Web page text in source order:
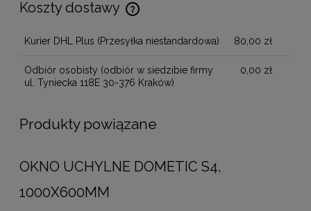
Koszty dostawy
Cena nie zawiera ewentualnych kosztów płatności
Kurier DHL Plus (Przesyłka niestandardowa) 80,00 zł
Odbiór osobisty (odbiór w siedzibie firmy
ul. Tyniecka 118E 30-376 Kraków)
0,00 zł
Produkty powiązane
OKNO UCHYLNE DOMETIC S4,
1000X600MM